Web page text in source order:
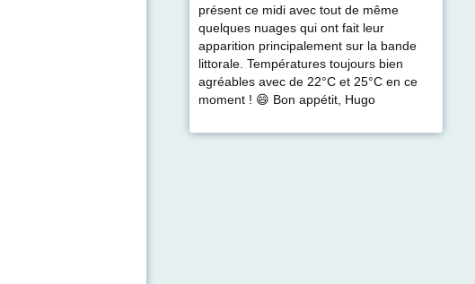
présent ce midi avec tout de même
quelques nuages qui ont fait leur
apparition principalement sur la bande
littorale. Températures toujours bien
agréables avec de 22°C et 25°C en ce
moment ! 😄 Bon appétit, Hugo